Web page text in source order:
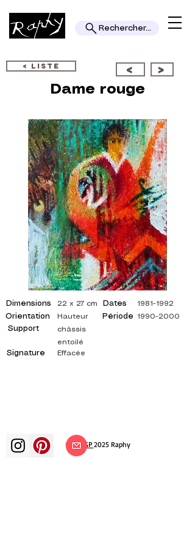
Rechercher...
< LISTE < >
Dame rouge
Dimensions
Orientation
Support
Signature
22 x 27 cm
Dates
Période
Hauteur
châssis
entoilé
Effacée
1981-1992
1990-2000
© ADAGP 2025 Raphy